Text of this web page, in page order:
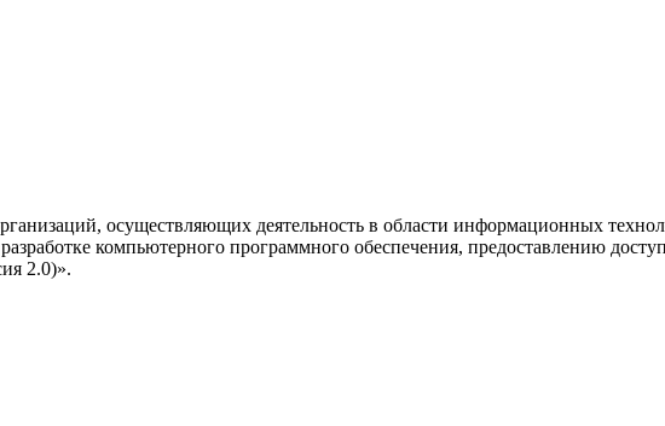
осуществляющих деятельность в области информационных
компьютерного программного обеспечения, предоставлению
2.0)».